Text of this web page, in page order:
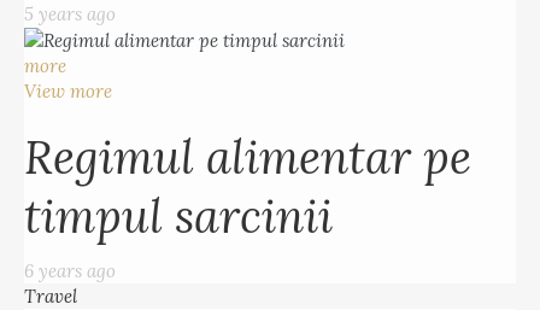
5 years ago
more
View more
Regimul alimentar pe
timpul sarcinii
6 years ago
Travel